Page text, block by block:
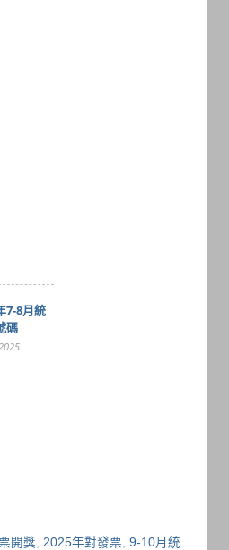
7-8月統
碼
開獎 2025年對發票 9-10月統